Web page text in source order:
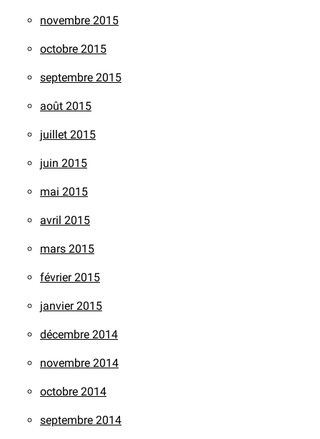
novembre 2015
octobre 2015
septembre 2015
août 2015
juillet 2015
juin 2015
mai 2015
avril 2015
mars 2015
février 2015
janvier 2015
décembre 2014
novembre 2014
octobre 2014
septembre 2014